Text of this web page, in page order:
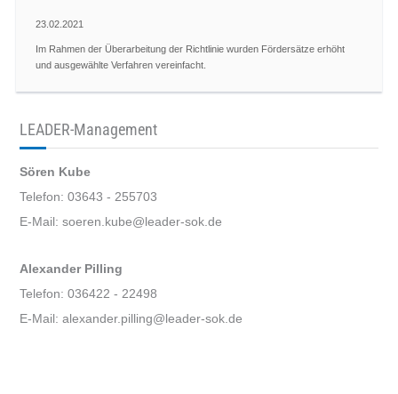
23.02.2021
Im Rahmen der Überarbeitung der Richtlinie wurden Fördersätze erhöht
und ausgewählte Verfahren vereinfacht.
LEADER-Management
Sören Kube
Telefon: 03643 - 255703
E-Mail: soeren.kube@leader-sok.de
Alexander Pilling
Telefon: 036422 - 22498
E-Mail: alexander.pilling@leader-sok.de